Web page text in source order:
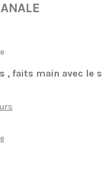
faits main avec le